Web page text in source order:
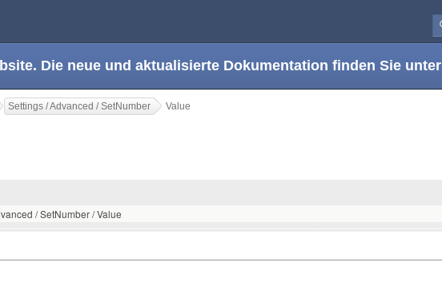
Die neue und aktualisierte Dokumentation finden Sie unter
Settings / Advanced / SetNumber Value
/ SetNumber / Value